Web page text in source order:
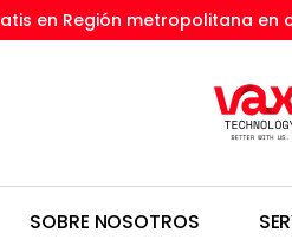
en Región metropolitana en
SOBRE NOSOTROS